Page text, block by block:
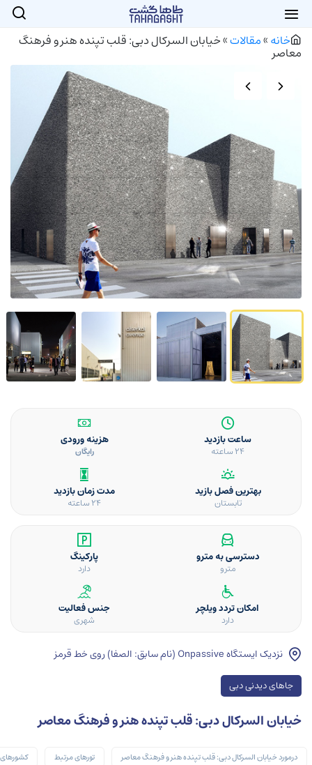
خانه»مقالات»خیابان السرکال دبی: قلب تپنده هنر و فرهنگ
معاصر
ساعت بازدید
۲۴ ساعته
هزینه ورودی
رایگان
بهترین فصل بازید
تابستان
مدت زمان بازدید
۲۴ ساعته
دسترسی به مترو
مترو
پارکینگ
دارد
امکان تردد ویلچر
دارد
جنس فعالیت
شهری
نزدیک ایستگاه Onpassive (نام سابق: الصفا) روی خط قرمز
جاهای دیدنی دبی
خیابان السرکال دبی: قلب تپنده هنر و فرهنگ معاصر
درمورد خیابان السرکال دبی: قلب تپنده هنر و فرهنگ معاصر تورهای مرتبط